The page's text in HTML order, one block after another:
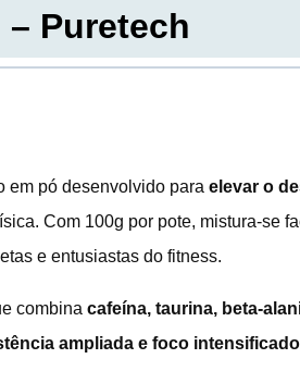
– Puretech
em pó desenvolvido para elevar o
Com 100g por pote, mistura-se
e entusiastas do fitness.
combina cafeína, taurina, beta-
ampliada e foco intensificado